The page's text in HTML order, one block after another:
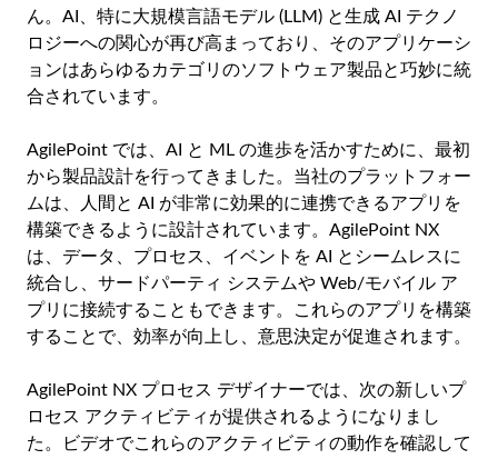
ん。AI、特に大規模言語モデル (LLM) と生成 AI テクノ
ロジーへの関心が再び高まっており、そのアプリケーシ
ョンはあらゆるカテゴリのソフトウェア製品と巧妙に統
合されています。
AgilePoint では、AI と ML の進歩を活かすために、最初
から製品設計を行ってきました。当社のプラットフォー
ムは、人間と AI が非常に効果的に連携できるアプリを
構築できるように設計されています。AgilePoint NX
は、データ、プロセス、イベントを AI とシームレスに
統合し、サードパーティ システムや Web/モバイル ア
プリに接続することもできます。これらのアプリを構築
することで、効率が向上し、意思決定が促進されます。
AgilePoint NX プロセス デザイナーでは、次の新しいプ
ロセス アクティビティが提供されるようになりまし
た。ビデオでこれらのアクティビティの動作を確認して